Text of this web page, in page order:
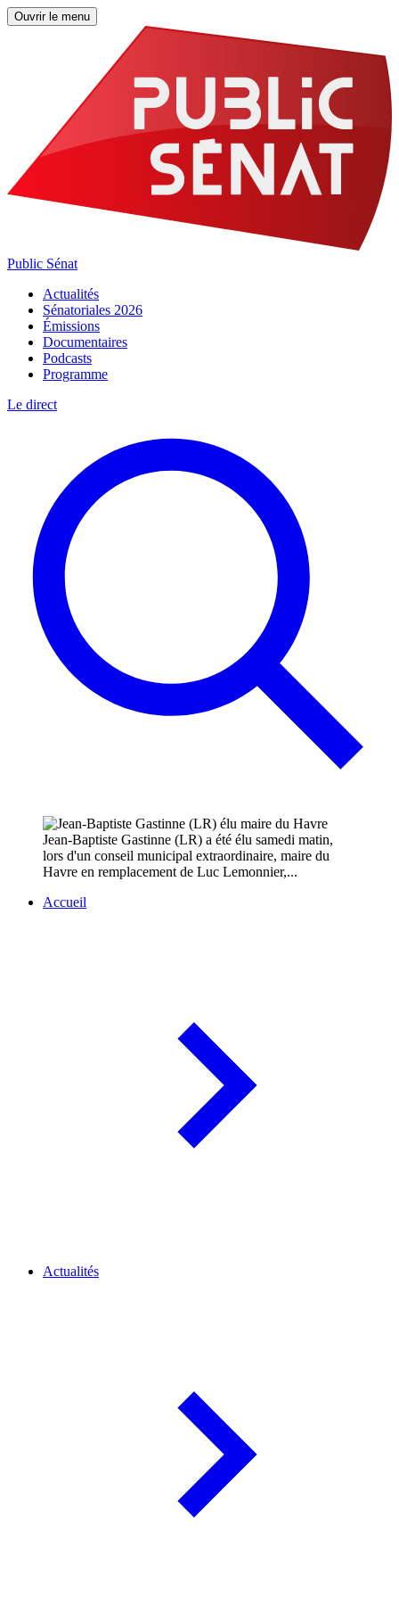
Ouvrir le menu
Public Sénat
Actualités
Sénatoriales 2026
Émissions
Documentaires
Podcasts
Programme
Le direct
Jean-Baptiste Gastinne (LR) a été élu samedi matin,
lors d'un conseil municipal extraordinaire, maire du
Havre en remplacement de Luc Lemonnier,...
Accueil
Actualités